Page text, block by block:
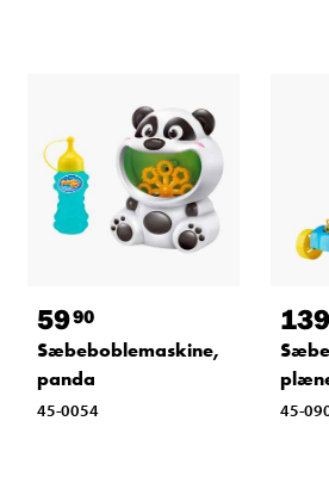
5990
Sæbeboblemaskine,
panda
45-0054
139
45-